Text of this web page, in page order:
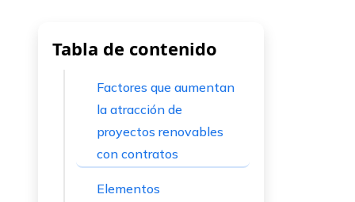
Tabla de contenido
Factores que aumentan
la atracción de
proyectos renovables
con contratos
Elementos